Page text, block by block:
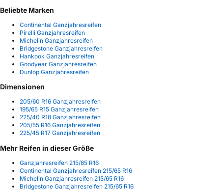
Beliebte Marken
Continental Ganzjahresreifen
Pirelli Ganzjahresreifen
Michelin Ganzjahresreifen
Bridgestone Ganzjahresreifen
Hankook Ganzjahresreifen
Goodyear Ganzjahresreifen
Dunlop Ganzjahresreifen
Dimensionen
205/60 R16 Ganzjahresreifen
195/65 R15 Ganzjahresreifen
225/40 R18 Ganzjahresreifen
205/55 R16 Ganzjahresreifen
225/45 R17 Ganzjahresreifen
Mehr Reifen in dieser Größe
Ganzjahresreifen 215/65 R16
Continental Ganzjahresreifen 215/65 R16
Michelin Ganzjahresreifen 215/65 R16
Bridgestone Ganzjahresreifen 215/65 R16